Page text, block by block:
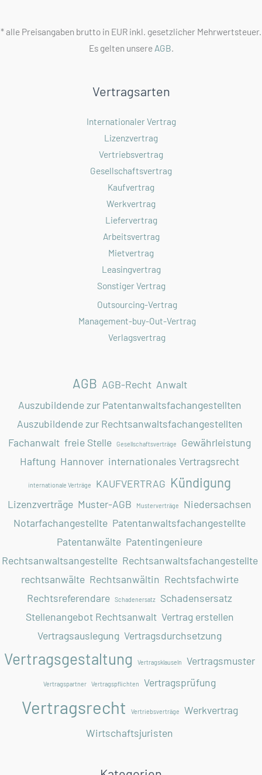
* alle Preisangaben brutto in EUR inkl. gesetzlicher Mehrwertsteuer.
Es gelten unsere AGB.
Vertragsarten
Internationaler Vertrag
Lizenzvertrag
Vertriebsvertrag
Gesellschaftsvertrag
Kaufvertrag
Werkvertrag
Liefervertrag
Arbeitsvertrag
Mietvertrag
Leasingvertrag
Sonstiger Vertrag
Outsourcing-Vertrag
Management-buy-Out-Vertrag
Verlagsvertrag
AGB AGB-Recht Anwalt
Auszubildende zur Patentanwaltsfachangestellten
Auszubildende zur Rechtsanwaltsfachangestellten
Fachanwalt freie Stelle Gesellschaftsverträge
Gewährleistung
Haftung Hannover internationales Vertragsrecht
internationale Verträge KAUFVERTRAG Kündigung
Lizenzverträge Muster-AGB Musterverträge
Niedersachsen
Notarfachangestellte Patentanwaltsfachangestellte
Patentanwälte Patentingenieure
Rechtsanwaltsangestellte Rechtsanwaltsfachangestellte
rechtsanwälte Rechtsanwältin Rechtsfachwirte
Rechtsreferendare
Schadenersatz
Schadensersatz
Stellenangebot Rechtsanwalt Vertrag erstellen
Vertragsauslegung Vertragsdurchsetzung
Vertragsgestaltung Vertragsklauseln Vertragsmuster
Vertragspartner Vertragspflichten Vertragsprüfung
Vertragsrecht Vertriebsverträge
Werkvertrag
Wirtschaftsjuristen